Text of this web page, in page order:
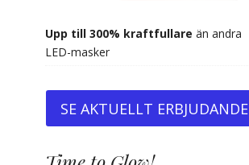
Upp till 300% kraftfullare än andra
LED-masker
SE AKTUELLT ERBJUDANDE